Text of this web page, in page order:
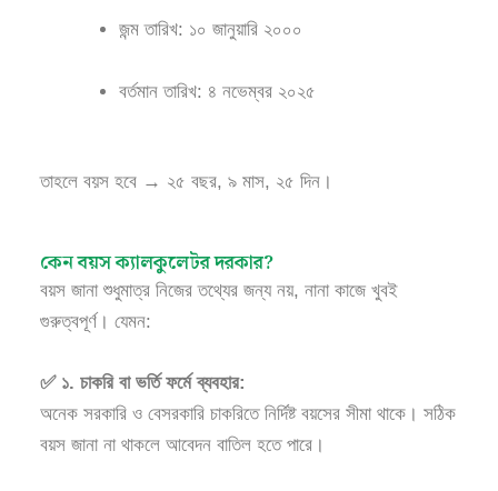
জন্ম তারিখ: ১০ জানুয়ারি ২০০০
বর্তমান তারিখ: ৪ নভেম্বর ২০২৫
তাহলে বয়স হবে → ২৫ বছর, ৯ মাস, ২৫ দিন।
কেন বয়স ক্যালকুলেটর দরকার?
বয়স জানা শুধুমাত্র নিজের তথ্যের জন্য নয়, নানা কাজে খুবই
গুরুত্বপূর্ণ। যেমন:
✅ ১. চাকরি বা ভর্তি ফর্মে ব্যবহার:
অনেক সরকারি ও বেসরকারি চাকরিতে নির্দিষ্ট বয়সের সীমা থাকে। সঠিক
বয়স জানা না থাকলে আবেদন বাতিল হতে পারে।